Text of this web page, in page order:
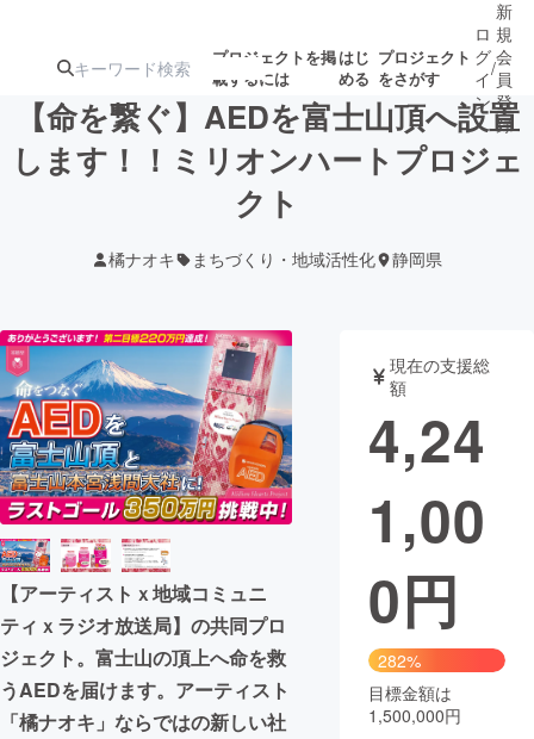
プロジェクトを掲
載するには
はじ
める
プロジェクト
をさがす
注目の新着プロ募集終了が近いプ
テクノロジー・ガジェット
映像・映画 書籍・雑誌
ビジネス・起業 チャレンジ
まちづくり・地域活性化
CAMPFIRE for Social Good
CAMPFIRE Creation
CAMPFIREふるさと納税 machi-ya コミュニティ
ロ
グ
イ
ン
/
新
規
会
員
登
録
【命を繋ぐ】AEDを富士山頂へ設置
します！！ミリオンハートプロジェ
クト
橘ナオキ まちづくり・地域活性化 静岡県
【アーティストｘ地域コミュニ
ティｘラジオ放送局】の共同プロ
ジェクト。富士山の頂上へ命を救
うAEDを届けます。アーティスト
「橘ナオキ」ならではの新しい社
現在の支援総
額
4,24
1,00
0円
282%
目標金額は
1,500,000円